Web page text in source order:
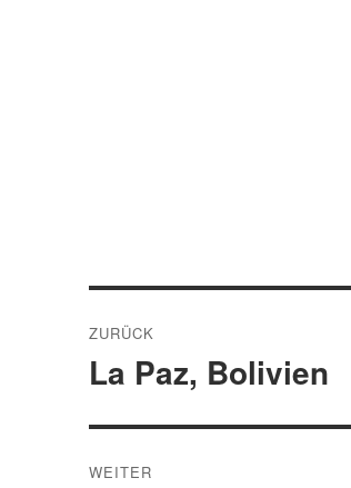
ZURÜCK
Vorheriger
La Paz, Bolivien
WEITER